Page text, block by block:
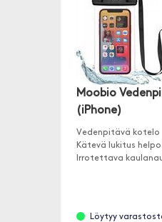
Moobio
(iPhone)
Vedenpitävä kotelo
Kätevä lukitus
Irrotettava
Löytyy